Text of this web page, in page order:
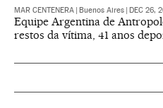
MAR CENTENERA Buenos Aires DEC 26,
Equipe Argentina de
restos da vítima, 41 anos